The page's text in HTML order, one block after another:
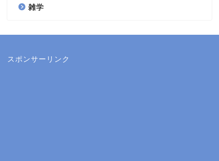
雑学
スポンサーリンク